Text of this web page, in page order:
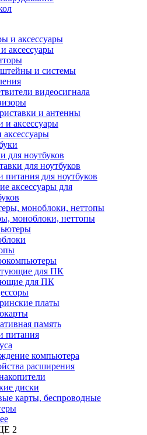
аксессуары
и системы
видеосигнала
и антенны
для ноутбуков
для ноутбуков
питания для ноутбуков
аксессуары для
моноблоки, неттопы
для ПК
платы
память
питания
компьютера
расширения
диски
карты, беспроводные
2